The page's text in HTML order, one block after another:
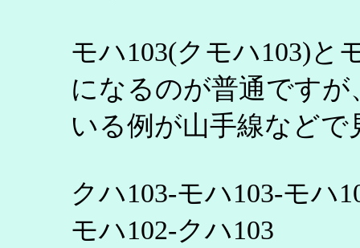
モハ103(クモハ103)と
になるのが普通です
いる例が山手線など
クハ103-モハ103-モハ
モハ102-クハ103